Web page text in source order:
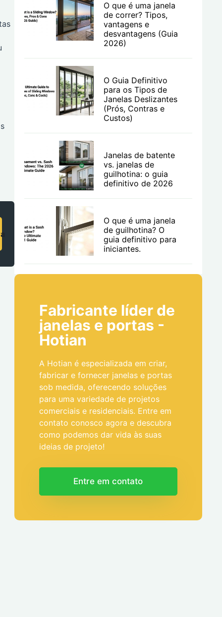
O que é uma janela
de correr? Tipos,
vantagens e
desvantagens (Guia
2026)
O Guia Definitivo
para os Tipos de
Janelas Deslizantes
(Prós, Contras e
Custos)
Janelas de batente
vs. janelas de
guilhotina: o guia
definitivo de 2026
O que é uma janela
de guilhotina? O
guia definitivo para
iniciantes.
Fabricante líder de
janelas e portas -
Hotian
A Hotian é especializada em criar,
fabricar e fornecer janelas e portas
sob medida, oferecendo soluções
para uma variedade de projetos
comerciais e residenciais. Entre em
contato conosco agora e descubra
como podemos dar vida às suas
ideias de projeto!
Entre em contato